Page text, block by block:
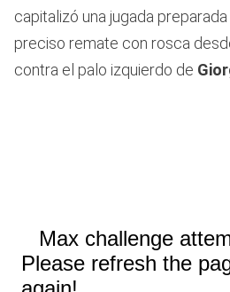
capitalizó una jugada
preciso remate con rosca
contra el palo izquierdo de